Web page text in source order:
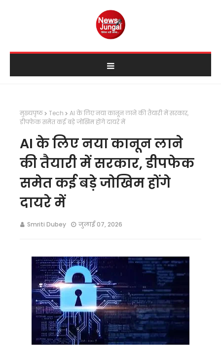
मुख्यपृष्ठ Tech
AI के लिए नया कानून लाने की तैयारी में सरकार,
डीपफेक समेत कई बड़े जोखिम होंगे दायरे में
AI के लिए नया कानून लाने
की तैयारी में सरकार, डीपफेक
समेत कई बड़े जोखिम होंगे
दायरे में
Smriti Dubey जुलाई 07, 2026